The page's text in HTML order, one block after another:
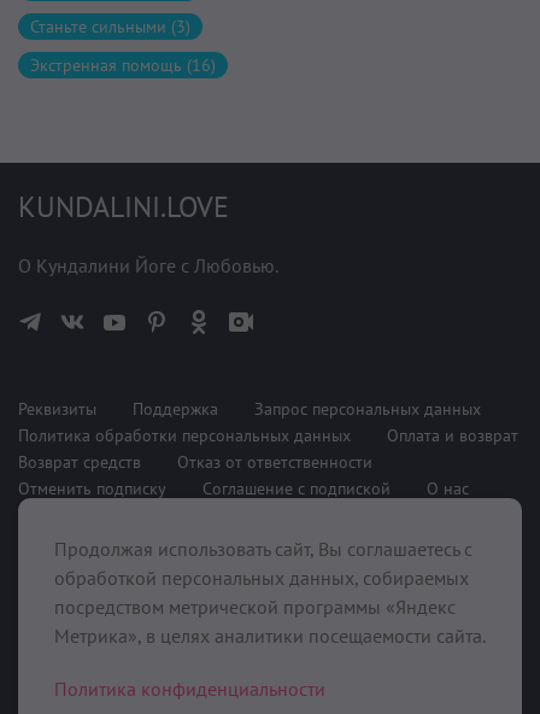
Станьте сильными (3)
Экстренная помощь (16)
KUNDALINI.LOVE
О Кундалини Йоге с Любовью.
Реквизиты Поддержка
Запрос персональных данных
Политика обработки персональных данных
Оплата и возврат
Возврат средств
Отказ от ответственности
Отменить подписку
Соглашение с подпиской О нас
При поддержке
Продолжая использовать сайт, Вы соглашаетесь с
обработкой персональных данных, собираемых
посредством метрической программы «Яндекс
Метрика», в целях аналитики посещаемости сайта.
Политика конфиденциальности